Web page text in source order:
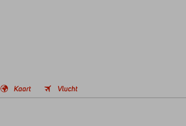
Kaart Vlucht